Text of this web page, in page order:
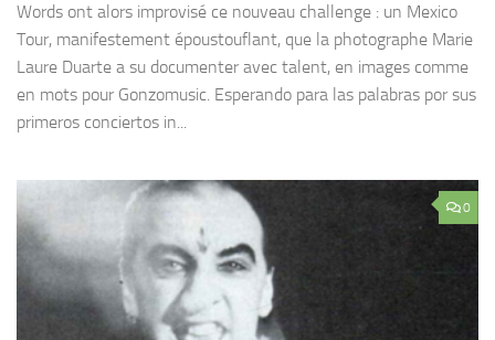
Words ont alors improvisé ce nouveau challenge : un Mexico
Tour, manifestement époustouflant, que la photographe Marie
Laure Duarte a su documenter avec talent, en images comme
en mots pour Gonzomusic. Esperando para las palabras por sus
primeros conciertos in...
0